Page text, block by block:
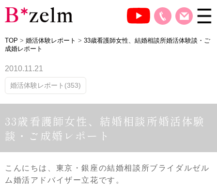
TOP > 婚活体験レポート > 33歳看護師女性、結婚相談所婚活体験談・ご
成婚レポート
2010.11.21
婚活体験レポート(353)
33歳看護師女性、結婚相談所婚活体験
談・ご成婚レポート
こんにちは、東京・銀座の結婚相談所ブライダルゼル
ム婚活アドバイザー立花です。